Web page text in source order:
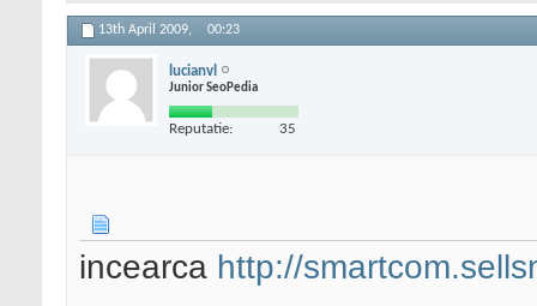
13th April 2009, 00:23
lucianvl
Junior SeoPedia
Reputatie: 35
incearca http://